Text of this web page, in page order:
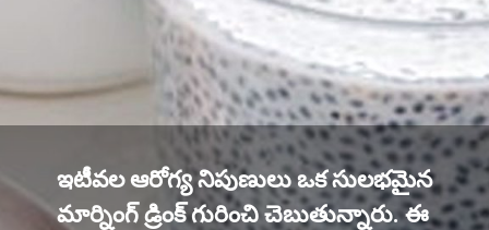
ఇటీవల ఆరోగ్య నిపుణులు ఒక సులభమైన
మార్నింగ్ డ్రింక్ గురించి చెబుతున్నారు. ఈ